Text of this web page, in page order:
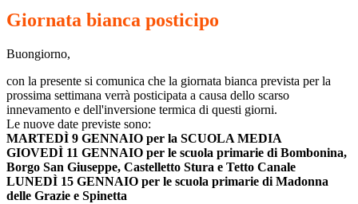
Giornata bianca posticipo
Buongiorno,
con la presente si comunica che la giornata bianca prevista per la
prossima settimana verrà posticipata a causa dello scarso
innevamento e dell'inversione termica di questi giorni.
Le nuove date previste sono:
MARTEDÌ 9 GENNAIO per la SCUOLA MEDIA
GIOVEDÌ 11 GENNAIO per le scuola primarie di Bombonina,
Borgo San Giuseppe, Castelletto Stura e Tetto Canale
LUNEDÌ 15 GENNAIO per le scuola primarie di Madonna
delle Grazie e Spinetta